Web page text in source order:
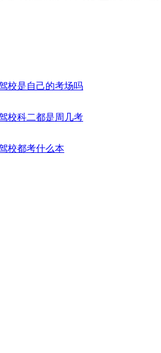
校是自己的考场吗
校科二都是周几考
校都考什么本